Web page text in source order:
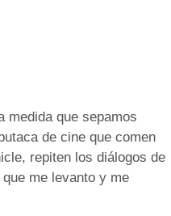
medida que sepamos
de cine que comen
repiten los diálogos de
me levanto y me